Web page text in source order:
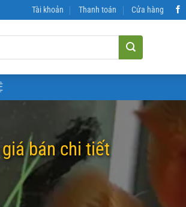
Tài khoản Thanh toán Cửa hàng
bán chi tiết